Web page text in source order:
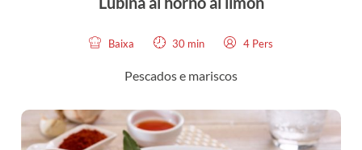
Baixa 30 min 4 Pers
Pescados e mariscos